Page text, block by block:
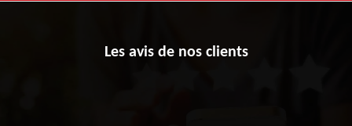
Les avis de nos clients